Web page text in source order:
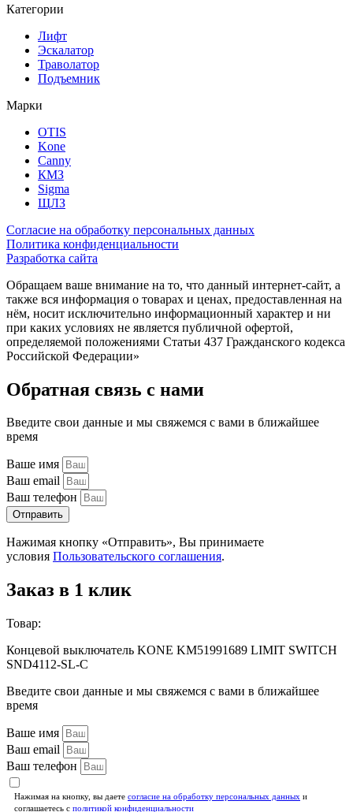
Категории
Лифт
Эскалатор
Траволатор
Подъемник
Марки
OTIS
Kone
Canny
КМЗ
Sigma
ЩЛЗ
Согласие на обработку персональных данных
Политика конфиденциальности
Разработка сайта
Обращаем ваше внимание на то, что данный интернет-сайт, а
также вся информация о товарах и ценах, предоставленная на
нём, носит исключительно информационный характер и ни
при каких условиях не является публичной офертой,
определяемой положениями Статьи 437 Гражданского кодекса
Российской Федерации»
Обратная связь с нами
Введите свои данные и мы свяжемся с вами в ближайшее
время
Ваше имя
Ваш email
Ваш телефон
Отправить
Нажимая кнопку «Отправить», Вы принимаете
условия Пользовательского соглашения.
Заказ в 1 клик
Товар:
Концевой выключатель KONE KM51991689 LIMIT SWITCH
SND4112-SL-C
Введите свои данные и мы свяжемся с вами в ближайшее
время
Ваше имя
Ваш email
Ваш телефон
Нажимая на кнопку, вы даете согласие на обработку персональных данных и
соглашаетесь c политикой конфиденциальности